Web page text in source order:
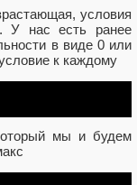
условия
У нас есть ранее
в виде 0 или
к каждому
мы и будем